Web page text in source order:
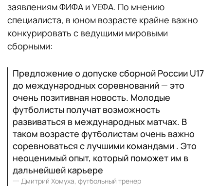
заявлениям ФИФА и УЕФА. По мнению
специалиста, в юном возрасте крайне важно
конкурировать с ведущими мировыми
сборными:
Предложение о допуске сборной России U17
до международных соревнований — это
очень позитивная новость. Молодые
футболисты получат возможность
развиваться в международных матчах. В
таком возрасте футболистам очень важно
соревноваться с лучшими командами . Это
неоценимый опыт, который поможет им в
дальнейшей карьере
一 Дмитрий Хомуха, футбольный тренер